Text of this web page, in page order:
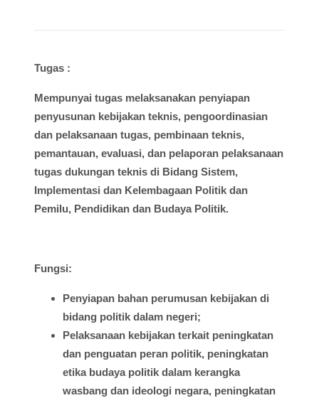
Tugas :
Mempunyai tugas melaksanakan penyiapan
penyusunan kebijakan teknis, pengoordinasian
dan pelaksanaan tugas, pembinaan teknis,
pemantauan, evaluasi, dan pelaporan pelaksanaan
tugas dukungan teknis di Bidang Sistem,
Implementasi dan Kelembagaan Politik dan
Pemilu, Pendidikan dan BudayaPolitik.
Fungsi:
Penyiapan bahan perumusan kebijakan di
bidang politik dalam negeri;
Pelaksanaan kebijakan terkait peningkatan
dan penguatan peran politik, peningkatan
etika budaya politik dalam kerangka
wasbang dan ideologi negara, peningkatan